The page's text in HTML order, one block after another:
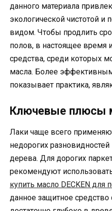
данного материала
экологической чистотой
видом. Чтобы продлить
полов, в настоящее время
средства, среди которых
масла. Более
показывает практика,
Ключевые плюсы
Лаки чаще всего
недорогих
дерева. Для дорогих
рекомендуют
купить масло DECKEN для
данное защитное средство